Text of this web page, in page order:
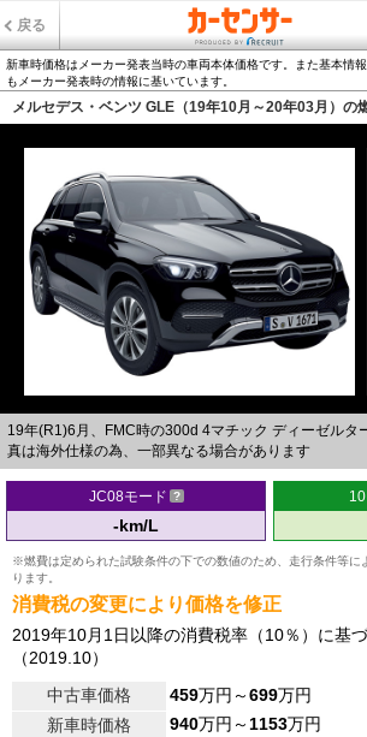
戻る
新車時価格はメーカー発表当時の車両本体価格です。また基本情
もメーカー発表時の情報に基いています。
メルセデス・ベンツ GLE（19年10月～20年03月）の
19年(R1)6月、FMC時の300d 4マチック ディーゼルタ
真は海外仕様の為、一部異なる場合があります
JC08モード
-km/L
※燃費は定められた試験条件の下での数値のため、走行条件等に
ります。
消費税の変更により価格を修正
2019年10月1日以降の消費税率（10％）に基
（2019.10）
中古車価格
459万円～699万円
新車時価格
940万円～1153万円